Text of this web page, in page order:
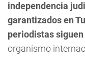
independencia
garantizados en
periodistas
organismo